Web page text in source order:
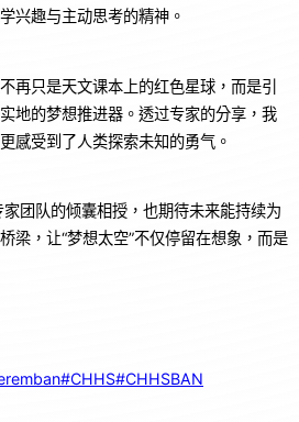
兴趣与主动思考的精神。
再只是天文课本上的红色星球，而是引
地的梦想推进器。透过专家的分享，我
感受到了人类探索未知的勇气。
团队的倾囊相授，也期待未来能持续为
梁，让“梦想太空”不仅停留在想象，而是
#CHHS#CHHSBAN